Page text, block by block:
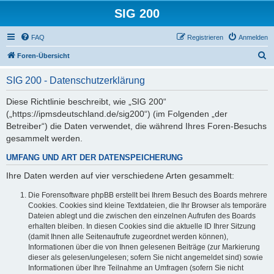
SIG 200
FAQ Anmelden
Registrieren
Foren-Übersicht
SIG 200 - Datenschutzerklärung
Diese Richtlinie beschreibt, wie „SIG 200“
(„https://ipmsdeutschland.de/sig200“) (im Folgenden „der
Betreiber“) die Daten verwendet, die während Ihres Foren-Besuchs
gesammelt werden.
UMFANG UND ART DER DATENSPEICHERUNG
Ihre Daten werden auf vier verschiedene Arten gesammelt:
Die Forensoftware phpBB erstellt bei Ihrem Besuch des Boards mehrere
Cookies. Cookies sind kleine Textdateien, die Ihr Browser als temporäre
Dateien ablegt und die zwischen den einzelnen Aufrufen des Boards
erhalten bleiben. In diesen Cookies sind die aktuelle ID Ihrer Sitzung
(damit Ihnen alle Seitenaufrufe zugeordnet werden können),
Informationen über die von Ihnen gelesenen Beiträge (zur Markierung
dieser als gelesen/ungelesen; sofern Sie nicht angemeldet sind) sowie
Informationen über Ihre Teilnahme an Umfragen (sofern Sie nicht